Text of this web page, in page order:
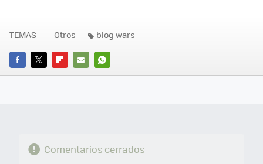
FACEBOOK
TWITTERFLIPBOARD
E-
WHATSAPP
TEMAS Otros blog wars
Comentarios cerrados